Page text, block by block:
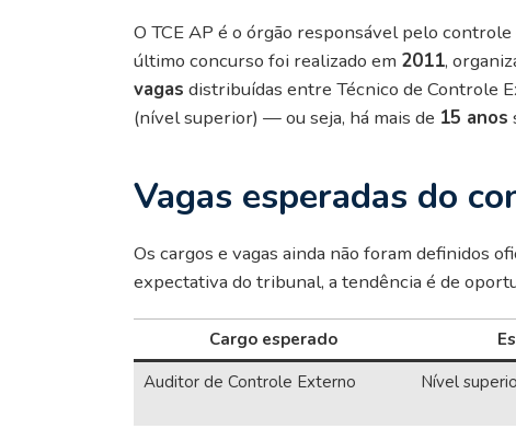
O TCE AP é o órgão responsável pelo
último concurso foi realizado em 2011,
vagas distribuídas entre Técnico de Controle
(nível superior) — ou seja, há mais de 15 anos
Vagas esperadas do
Os cargos e vagas ainda não foram definidos
expectativa do tribunal, a tendência é de
Cargo esperado
Auditor de Controle Externo
Nível